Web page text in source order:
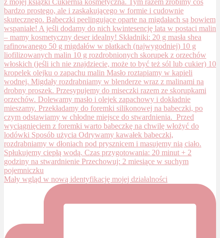
Mały wgląd w nową identyfikację mojej działalności